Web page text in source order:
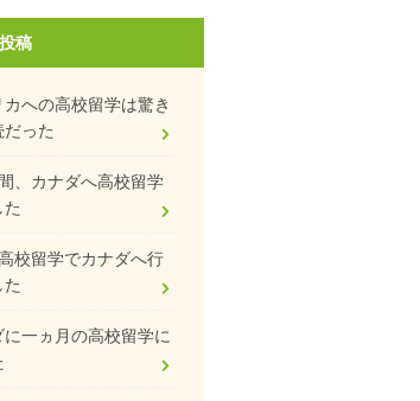
稿
カへの高校留学は驚き
った
、カナダへ高校留学
た
校留学でカナダへ行
た
に一ヵ月の高校留学に